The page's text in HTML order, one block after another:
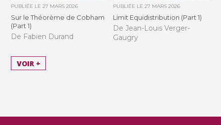
PUBLIÉE LE27 MARS 2026
Sur le Théorème de Cobham
(Part 1)
De Fabien Durand
PUBLIÉE LE 27 MARS 2026
Limit Equidistribution (Part 1)
De Jean-Louis Verger-
Gaugry
VOIR +